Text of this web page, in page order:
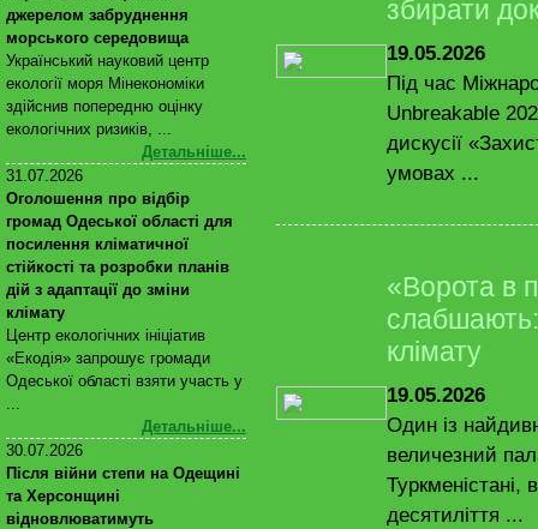
джерелом забруднення
морського середовища
Український науковий центр
екології моря Мінекономіки
здійснив попередню оцінку
екологічних ризиків, ...
Детальніше...
31.07.2026
Оголошення про відбір
громад Одеської області для
посилення кліматичної
стійкості та розробки планів
дій з адаптації до зміни
клімату
Центр екологічних ініціатив
«Екодія» запрошує громади
Одеської області взяти участь у
...
Детальніше...
30.07.2026
Після війни степи на Одещині
та Херсонщині
відновлюватимуть
збирати
19.05.2026
Під час
Unbreakable
дискусії
умовах ...
«Ворота в
клімату
19.05.2026
Один із
величезний
десятиліття ...